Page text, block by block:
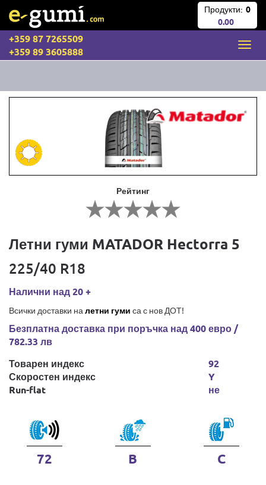
Продукти: 0
0.00
+359 87 7265509
+359 89 3605888
Рейтинг
Летни гуми MATADOR Hectorra 5
225/40 R18
Налични над 20 +
Всички доставки на летни гуми са с нов ДОТ!
Безплатна доставка при поръчка над 400 евро /
782.33 лв
Товарен индекс
Скоростен индекс
Run-flat
92
Y
не
72 B C